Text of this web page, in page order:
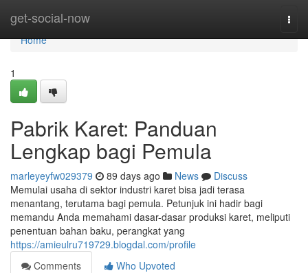
get-social-now
Home
Home
1
Pabrik Karet: Panduan
Lengkap bagi Pemula
marleyeyfw029379 89 days ago News
Discuss
Memulai usaha di sektor industri karet bisa jadi terasa
menantang, terutama bagi pemula. Petunjuk ini hadir bagi
memandu Anda memahami dasar-dasar produksi karet, meliputi
penentuan bahan baku, perangkat yang
https://amieulru719729.blogdal.com/profile
Comments
Who Upvoted